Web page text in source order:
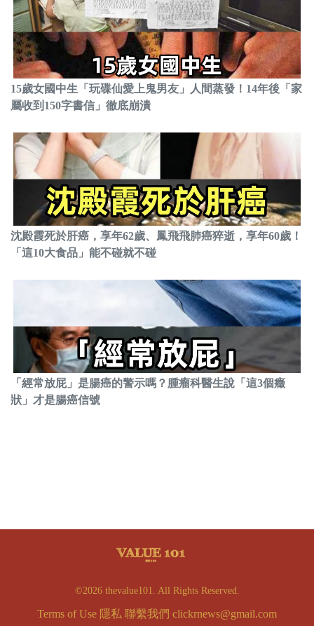
15歲女國中生「玩碟仙愛上鬼男友」人間蒸發！14年後「家
屬收到150字書信」徹底崩潰
沈殿霞死於肝癌，享年62歲、鳳飛飛肺癌猝逝，享年60歲！
「這10大食品」能不碰就不碰
「經常放屁」是腸癌的警示嗎？腫瘤科醫生說「這3個癥
狀」才是腸癌信號
©2026 thevalue101. All Rights Reserved.
Terms of Use 隱私 聯繫我們 clickrnews@gmail.com